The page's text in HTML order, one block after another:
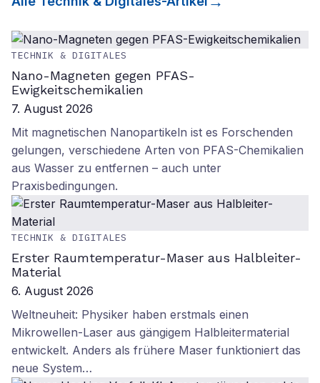
TECHNIK & DIGITALES
Nano-Magneten gegen PFAS-
Ewigkeitschemikalien
7. August 2026
Mit magnetischen Nanopartikeln ist es Forschenden
gelungen, verschiedene Arten von PFAS-Chemikalien
aus Wasser zu entfernen – auch unter
Praxisbedingungen.
TECHNIK & DIGITALES
Erster Raumtemperatur-Maser aus Halbleiter-
Material
6. August 2026
Weltneuheit: Physiker haben erstmals einen
Mikrowellen-Laser aus gängigem Halbleitermaterial
entwickelt. Anders als frühere Maser funktioniert das
neue System…